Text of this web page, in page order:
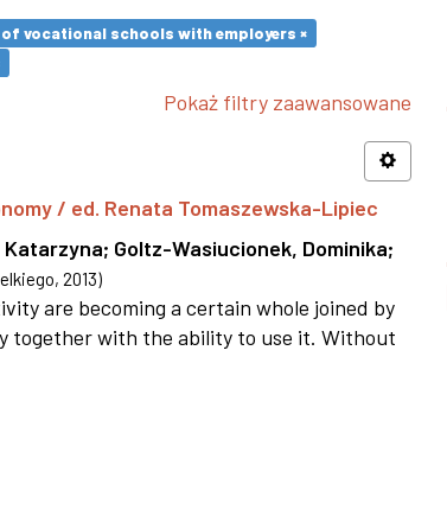
vocational schools with employers ×
Pokaż filtry zaawansowane
/ ed. Renata Tomaszewska-Lipiec
; Goltz-Wasiucionek, Dominika;
, 2013)
are becoming a certain whole joined by
together with the ability to use it. Without